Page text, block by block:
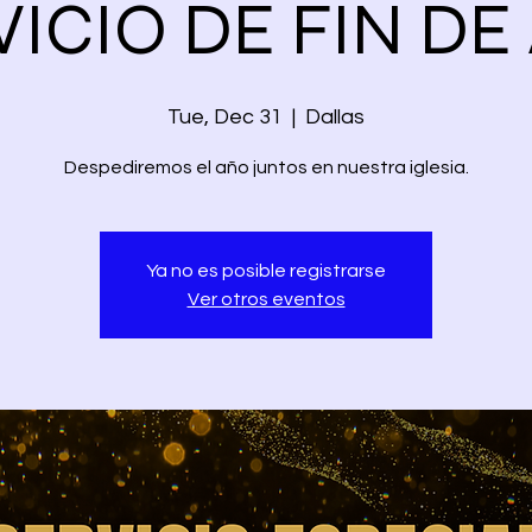
DE FIN
Tue, Dec 31
  |
Dallas
Despediremos el año juntos en nuestra iglesia.
Ya no es posible registrarse
Ver otros eventos